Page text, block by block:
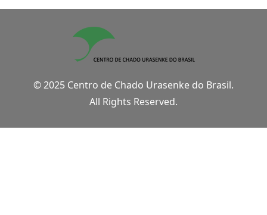
© 2025 Centro de Chado Urasenke do Brasil.
All Rights Reserved.